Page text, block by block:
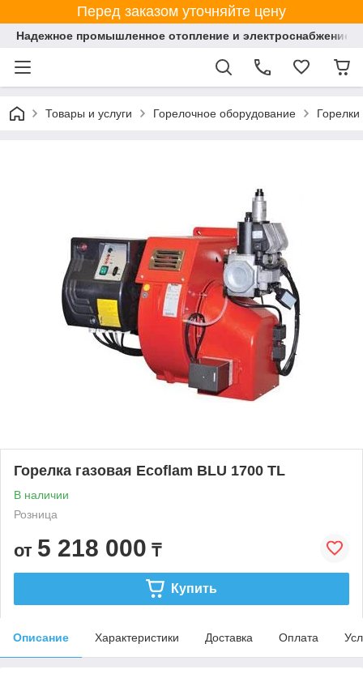
Перед заказом уточняйте цену
Надежное промышленное отопление и электроснабжение
Товары и услуги Горелочное оборудование
Горелка газовая Ecoflam BLU 1700 TL
В наличии
Розница
от 5 218 000 ₸
Купить
Описание Характеристики Доставка Оплата